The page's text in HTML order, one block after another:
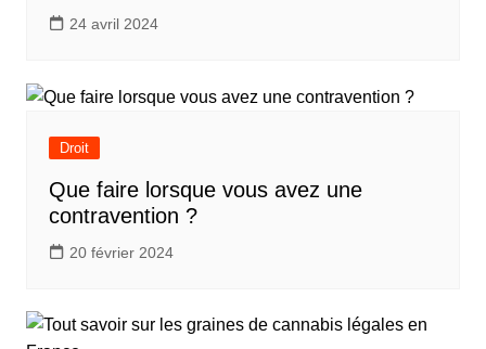
24 avril 2024
Droit
Que faire lorsque vous avez une
contravention ?
20 février 2024